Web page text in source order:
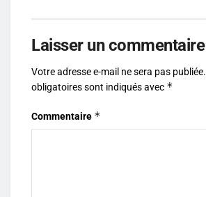
Laisser un commentaire
Votre adresse e-mail ne sera pas publiée.
obligatoires sont indiqués avec *
Commentaire *